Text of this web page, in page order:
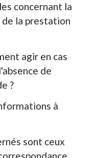
concernant la
de la prestation
agir en cas
de
?
à
sont ceux